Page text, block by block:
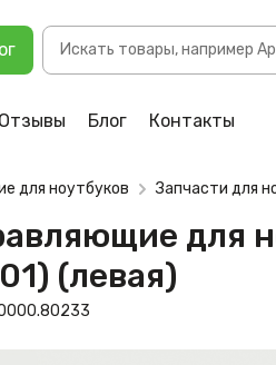
Поиск
товаров
Отзывы Блог Контакты
для ноутбука HP
для ноутбуков Запчасти для
для
(левая)